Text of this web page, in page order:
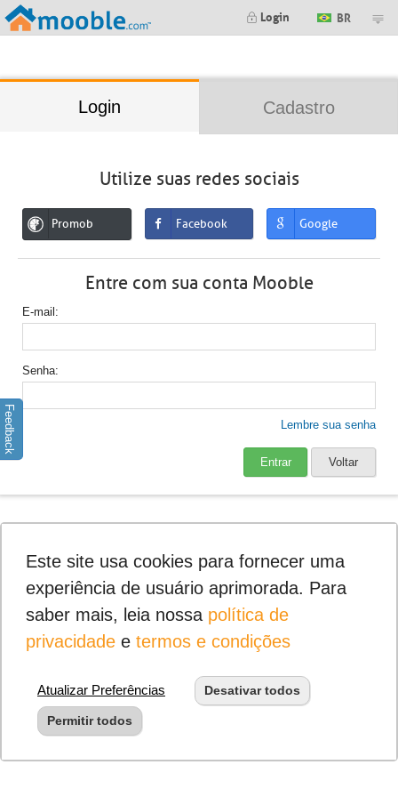
Login BR
Login Cadastro
Utilize suas redes sociais
Promob Facebook Google
Entre com sua conta Mooble
E-mail
Senha
Lembre sua senha
Entrar Voltar
Feedback
Este site usa cookies para fornecer uma
experiência de usuário aprimorada. Para
saber mais, leia nossa política de
privacidadee termos e condições
Atualizar Preferências Desativar todos
Permitir todos